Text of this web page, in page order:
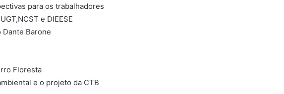
para os trabalhadores
e DIEESE
Barone
Floresta
e o projeto da CTB